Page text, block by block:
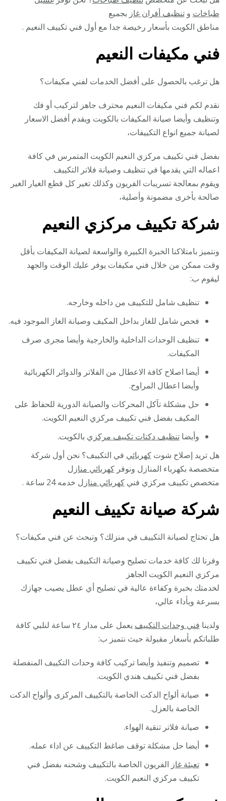
طباخات وتنظيف أفران غاز بجميع
مناطق الكويت بأسعار رخيصة جدا مع أول فني تكييف النعيم .
فني مكيفات النعيم
هل ترغب بالحصول على أفضل الخدمات لفني مكيفات؟
نقدم لكم فني مكيفات النعيم محترف جاهز لتركيب أو فك
وتنظيف وأيضا صيانة المكيفات بالكويت ويقدم أفضل الاسعار
لصيانة جميع انواع التكييفات،
بفضل فني تكييف مركزي النعيم الكويت المتمرس في كافة
اعماله التي يقدمها في تنظيف وصيانة فلاتر التكييف
ويقوم بمعالجة تسريبات الفريون وكذلك تغير كل قطع الغيار الغير
صالحة بأخرى مضمونة وأصلية،
شركة تكييف مركزي النعيم
ونتميز بامتلاكنا الخبرة الكبيرة والواسعة لصيانة المكيفات بأقل
وقت ممكن من خلال فني مكيفات يوفر عليك الوقت والجهد
ليقوم ب:
تنظيف شامل للتكييف من داخله وخارجه.
فحص شامل للغاز بداخل المكيف وصيانة الغاز الموجود فيه.
تنظيف الوحدات الداخلية والخارجية وأيضا مجرى صرف
المكيفات.
أيضا اصلاح كافة الاعطال من الفلاتر والدوائر الكهربائية
وأيضا اعطال المراوح.
حل مشكلة تآكل المحركات والصيانة الدورية للحفاظ على
المكيف بفضل فني تكييف مركزي النعيم الكويت.
وأيضاتنظيف دكتات تكييف مركزي بالكويت.
هل تريد إصلاح شوتكهربائي في التكييف؟ نحن أول شركة
متخصصة بكهرباء المنازل ونوفركهربائي منازل
متخصص تكييف مركزي فنيكهربائي منازل خدمه 24 ساعة .
شركة صيانة تكييف النعيم
هل تحتاج لصيانة التكييف في منزلك؟ وتبحث عن فني مكيفات؟
وفرنا لك كافة خدمات تصليح وصيانة التكييف بفضل فني تكييف
مركزي النعيم الكويت الجاهز
لخدمتك بخبرة وكفاءة عالية في تصليح أي عطل يصيب جهازك
بسرعة وبأداء عالي،
ولدينا فني وحدات التكييف
يعمل على مدار ٢٤ ساعة لنلبي كافة
طلباتكم بأسعار مقبولة حيث نتميز ب:
تصميم وتنفيذ وأيضا تركيب كافة وحدات التكييف المنفصلة
بفضل فني تكييف هندي الكويت.
صيانة ألواح الدكت الخاصة بالتكييف المركزى وألواح الدكت
الخاصة بالعزل.
صيانة فلاتر تنقية الهواء.
أيضا حل مشكلة توقف ضاغط التكييف عن اداء عمله.
تعبئة غاز الفريون الخاصة بالتكييف وشحنه بفضل فني
تكييف مركزي النعيم الكويت.